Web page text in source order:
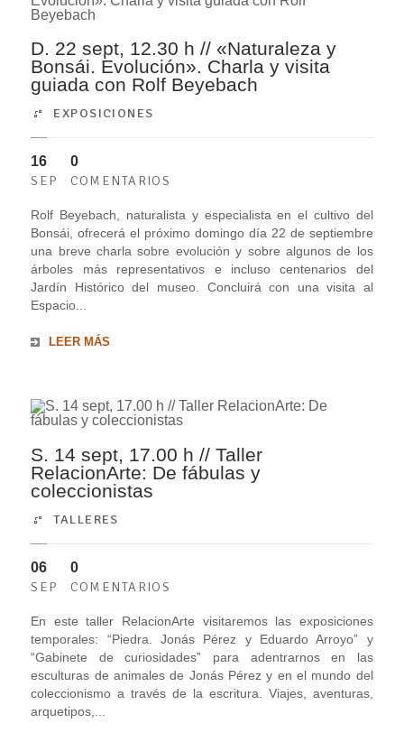
D. 22 sept, 12.30 h // «Naturaleza y
Bonsái. Evolución». Charla y visita
guiada con Rolf Beyebach
EXPOSICIONES
16
SEP
0
COMENTARIOS
Rolf Beyebach, naturalista y especialista en el cultivo del
Bonsái, ofrecerá el próximo domingo día 22 de septiembre
una breve charla sobre evolución y sobre algunos de los
árboles más representativos e incluso centenarios del
Jardín Histórico del museo. Concluirá con una visita al
Espacio...
LEER MÁS
S. 14 sept, 17.00 h // Taller
RelacionArte: De fábulas y
coleccionistas
TALLERES
06
SEP
0
COMENTARIOS
En este taller RelacionArte visitaremos las exposiciones
temporales: “Piedra. Jonás Pérez y Eduardo Arroyo” y
“Gabinete de curiosidades” para adentrarnos en las
esculturas de animales de Jonás Pérez y en el mundo del
coleccionismo a través de la escritura. Viajes, aventuras,
arquetipos,...